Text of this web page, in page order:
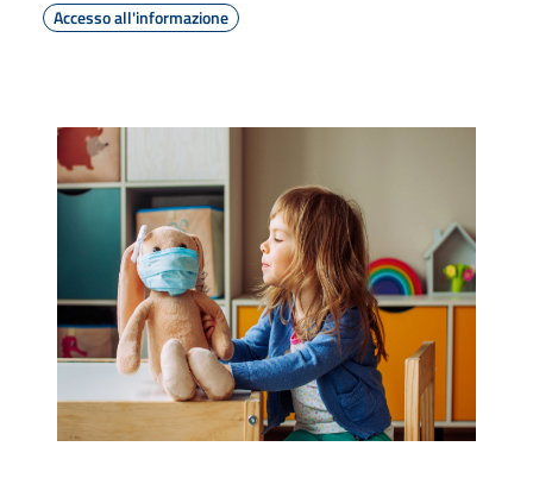
Accesso all'informazione